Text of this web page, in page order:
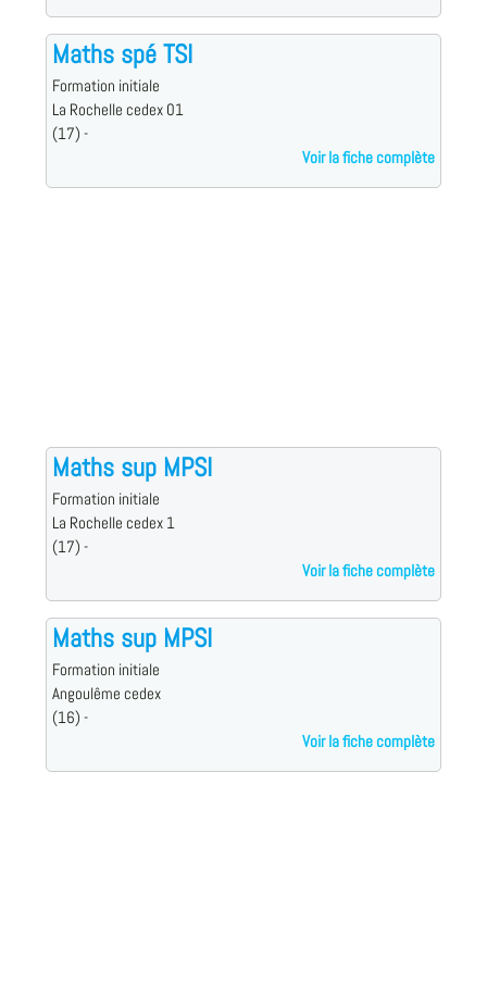
Maths spé TSI
Formation initiale
La Rochelle cedex 01
(17) -
Voir la fiche complète
Maths sup MPSI
Formation initiale
La Rochelle cedex 1
(17) -
Voir la fiche complète
Maths sup MPSI
Formation initiale
Angoulême cedex
(16) -
Voir la fiche complète